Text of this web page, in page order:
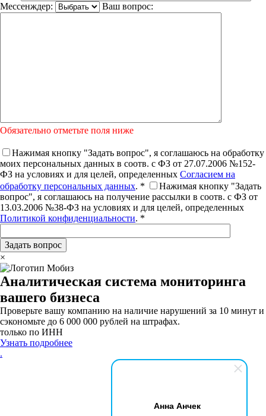
Анна Анчек
Мессенждер:
Ваш вопрос:
Обязательно отметьте поля ниже
Нажимая кнопку "Задать вопрос", я соглашаюсь на обработку
моих персональных данных в соотв. с ФЗ от 27.07.2006 №152-
ФЗ на условиях и для целей, определенных Согласием на
обработку персональных данных. *
Нажимая кнопку "Задать
вопрос", я соглашаюсь на получение рассылки в соотв. с ФЗ от
13.03.2006 №38-ФЗ на условиях и для целей, определенных
Политикой конфиденциальности. *
×
Аналитическая система мониторинга
вашего бизнеса
Проверьте вашу компанию на наличие нарушений за 10 минут и
сэкономьте до 6 000 000 рублей на штрафах.
только по ИНН
Узнать подробнее
.